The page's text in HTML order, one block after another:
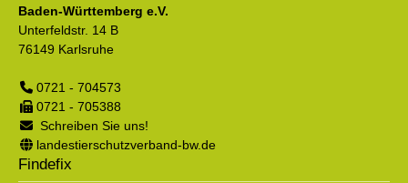
Baden-Württemberg e.V.
Unterfeldstr. 14 B
76149 Karlsruhe
0721 - 704573
0721 - 705388
Schreiben Sie uns!
landestierschutzverband-bw.de
Findefix